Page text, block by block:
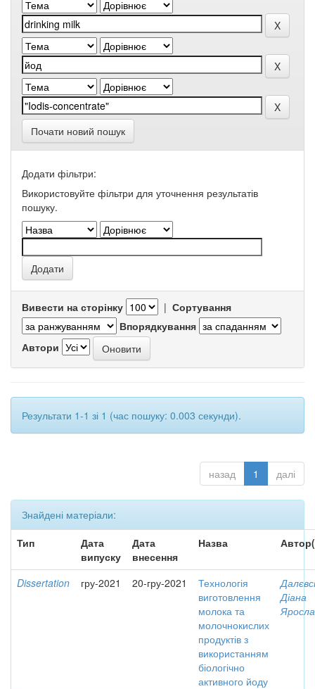
Почати новий пошук
Додати фільтри:
Використовуйте фільтри для уточнення результатів
пошуку.
Вивести на сторінку | Сортування
Впорядкування
Автори
Результати 1-1 зі 1 (час пошуку: 0.003 секунди).
назад 1 далі
Знайдені матеріали:
Тип
Дата
випуску
Дата
внесення
Назва
Dissertation гру-2021 20-гру-2021
Технологія
виготовлення
молока та
молочнокислих
продуктів з
використанням
біологічно
активного йоду
Діана